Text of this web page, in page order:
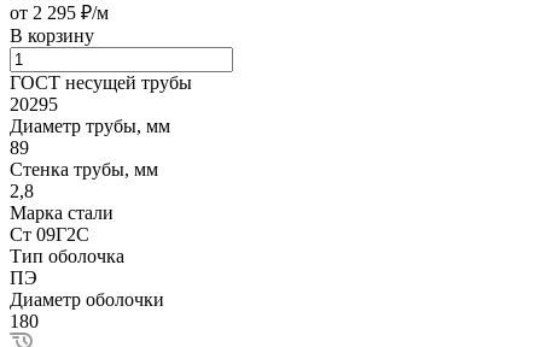
от 2 295 ₽/м
В корзину
ГОСТ несущей трубы
20295
Диаметр трубы, мм
89
Стенка трубы, мм
2,8
Марка стали
Ст 09Г2С
Тип оболочка
ПЭ
Диаметр оболочки
180